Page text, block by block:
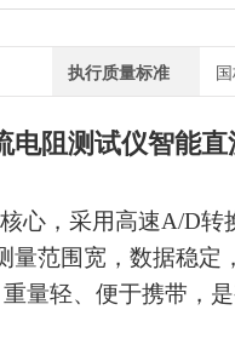
执行质量标准
电阻测试仪智能
心，采用高速A/D
范围宽，数据稳定
量轻、便于携带，